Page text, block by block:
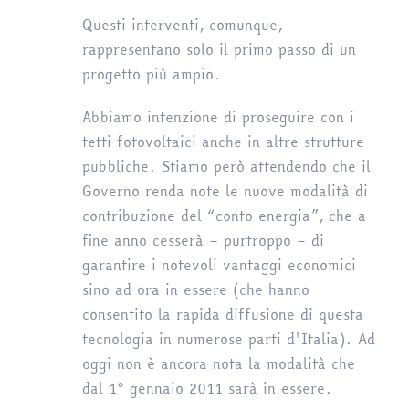
Questi interventi, comunque,
rappresentano solo il primo passo di un
progetto più ampio.
Abbiamo intenzione di proseguire con i
tetti fotovoltaici anche in altre strutture
pubbliche. Stiamo però attendendo che il
Governo renda note le nuove modalità di
contribuzione del “conto energia”, che a
fine anno cesserà – purtroppo – di
garantire i notevoli vantaggi economici
sino ad ora in essere (che hanno
consentito la rapida diffusione di questa
tecnologia in numerose parti d'Italia). Ad
oggi non è ancora nota la modalità che
dal 1° gennaio 2011 sarà in essere.